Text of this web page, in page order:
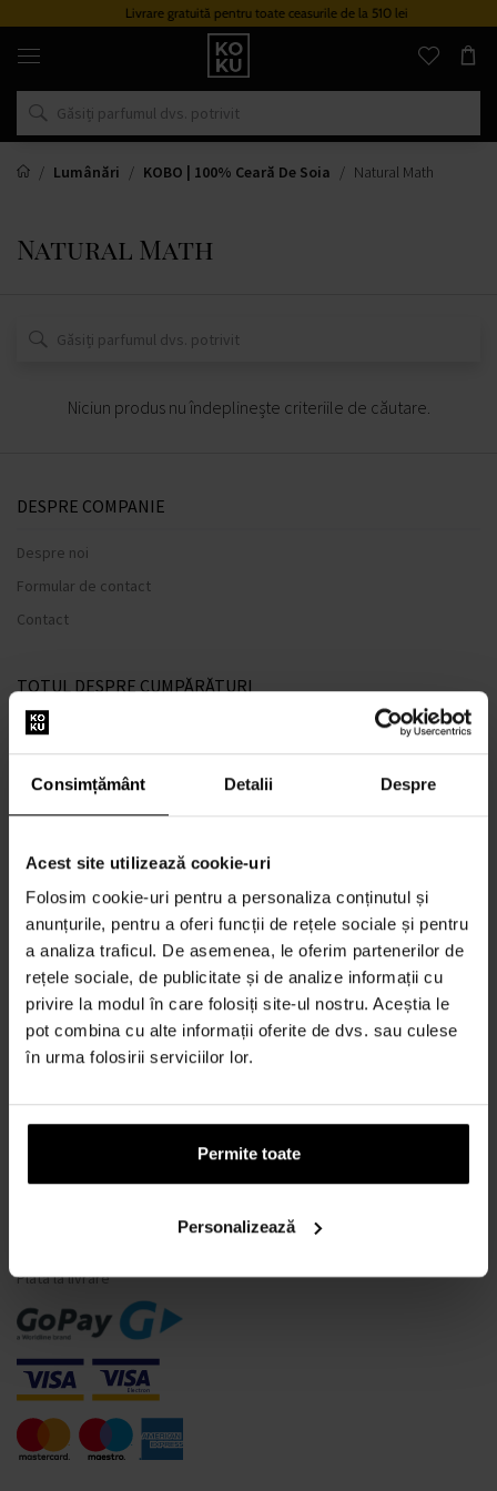
Consimțământ Detalii Despre
Acest site utilizează cookie-uri
Folosim cookie-uri pentru a personaliza conținutul și
anunțurile, pentru a oferi funcții de rețele sociale și pentru
a analiza traficul. De asemenea, le oferim partenerilor de
rețele sociale, de publicitate și de analize informații cu
privire la modul în care folosiți site-ul nostru. Aceștia le
pot combina cu alte informații oferite de dvs. sau culese
în urma folosirii serviciilor lor.
Permite toate
Personalizează
Livrare gratuită pentru toate ceasurile de la 510 lei
Parfumuri
ceasuri
originale
într-
singur
loc
Lumânări KOBO | 100% Ceară De Soia Natural Math
Natural Math
Niciun produs nu îndeplinește criteriile de căutare.
DESPRE COMPANIE
Despre noi
Formular de contact
Contact
TOTUL DESPRE CUMPĂRĂTURI
Sistem de loialitate
Politica de Confidențialitate
METODA DE TRANSPORT
Când voi primi produsele comandate?
De ce parfumuri de la noi?
Ce este un tester de parfum?
Doar parfumuri originale
Întrebări frecvente
Retragerea din contract
Schimbarea consimțământului pentru cookie-uri
MODALITĂȚI DE PLATĂ
Plata la livrare